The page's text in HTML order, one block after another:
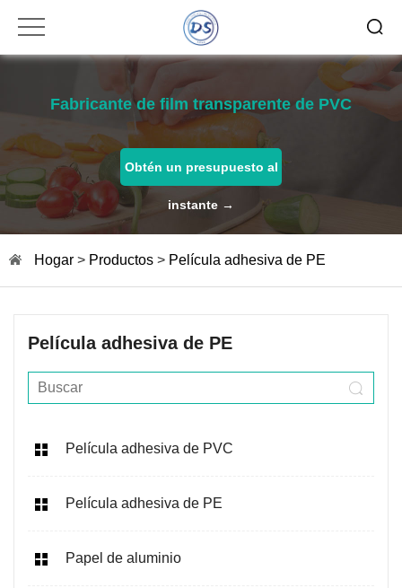
Fabricante de film transparente de PVC
Obtén un presupuesto al
instante →
Hogar > Productos > Película adhesiva de PE
Película adhesiva de PE
Película adhesiva de PVC
Película adhesiva de PE
Papel de aluminio